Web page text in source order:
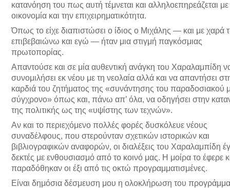
κατανόηση του πως αυτή τέμνεται και αλληλοεπηρεάζεται με
οικονομία και την επιχειρηματικότητα.
Όπως το είχε διαπιστώσει ο ίδιος ο Μιχάλης — και με χαρά
επιβεβαιώνω και εγώ — ήταν μια στιγμή παγκόσμιας
πρωτοπορίας.
Απαντούσε και σε μία αυθεντική ανάγκη του Χαραλαμπίδη
συνομιλήσει εκ νέου με τη νεολαία αλλά και να απαντήσει
καρδιά του ζητήματος της «συνάντησης του παραδοσιακού
σύγχρονο» όπως και, πάνω απ’ όλα, να οδηγήσει στην
της πολιτικής ως της «υψίστης των τεχνών».
Αν και το περιεχόμενο πολλές φορές δυσκόλευε νέους
συναδέλφους, που στερούνταν σχετικών ιστορικών και
βιβλιογραφικών αναφορών, οι διαλέξεις του Χαραλαμπίδη
δεκτές με ενθουσιασμό από το κοινό μας. Η μοίρα το έφερε
παραδόθηκαν οι έξι από τις οκτώ προγραμματισμένες.
Είναι δημόσια δέσμευση μου η ολοκλήρωση του